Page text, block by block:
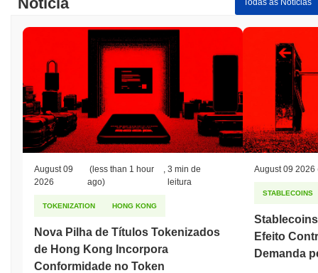
Todas as Notícias
August 09
2026
(less than 1 hour
ago)
,3 min de
leitura
TOKENIZATION HONG KONG
Nova Pilha de Títulos Tokenizados
de Hong Kong Incorpora
Conformidade no Token
August 09 2026
STABLECOINS
Efeito
Demanda